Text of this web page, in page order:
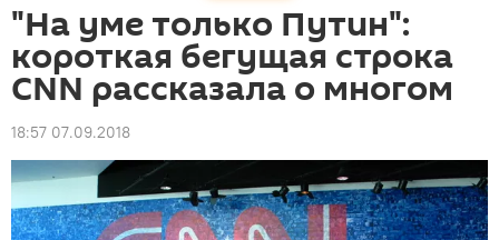
"На уме только Путин":
короткая бегущая строка
CNN рассказала о многом
18:57 07.09.2018